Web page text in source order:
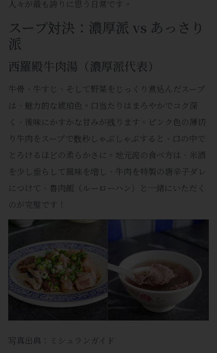
人々が最も誇りに思う日常です。
スープ対決：濃厚派 vs あっさり
派
西羅殿牛肉湯（濃厚派代表）
牛骨、牛すじ、そして野菜をじっくり煮込んだスープ
は、魅力的な琥珀色。口当たりはまろやかでコク深
く、後味にかすかな甘みが残ります。ピンク色の薄切
り牛肉をスープで数秒しゃぶしゃぶすると、口の中で
とろけるほどの柔らかさに。地元流の食べ方は、米酒
を少し垂らして風味を増し、牛肉を特製の唐辛子ダレ
につけて、魯肉飯（ルーローハン）と一緒にいただく
のが完璧です！
写真出典：ミシュランガイド